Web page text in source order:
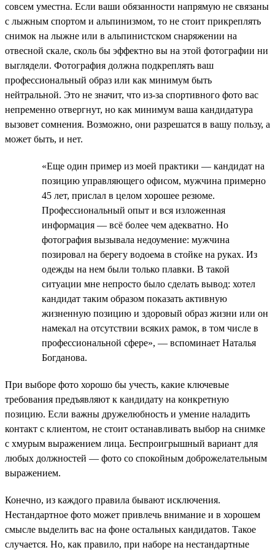
совсем уместна. Если ваши обязанности напрямую не связаны
с лыжным спортом и альпинизмом, то не стоит прикреплять
снимок на лыжне или в альпинистском снаряжении на
отвесной скале, сколь бы эффектно вы на этой фотографии ни
выглядели. Фотография должна подкреплять ваш
профессиональный образ или как минимум быть
нейтральной. Это не значит, что из-за спортивного фото вас
непременно отвергнут, но как минимум ваша кандидатура
вызовет сомнения. Возможно, они разрешатся в вашу пользу, а
может быть, и нет.
«Еще один пример из моей практики — кандидат на
позицию управляющего офисом, мужчина примерно
45 лет, прислал в целом хорошее резюме.
Профессиональный опыт и вся изложенная
информация — всё более чем адекватно. Но
фотография вызывала недоумение: мужчина
позировал на берегу водоема в стойке на руках. Из
одежды на нем были только плавки. В такой
ситуации мне непросто было сделать вывод: хотел
кандидат таким образом показать активную
жизненную позицию и здоровый образ жизни или он
намекал на отсутствии всяких рамок, в том числе в
профессиональной сфере», — вспоминает Наталья
Богданова.
При выборе фото хорошо бы учесть, какие ключевые
требования предъявляют к кандидату на конкретную
позицию. Если важны дружелюбность и умение наладить
контакт с клиентом, не стоит останавливать выбор на снимке
с хмурым выражением лица. Беспроигрышный вариант для
любых должностей — фото со спокойным доброжелательным
выражением.
Конечно, из каждого правила бывают исключения.
Нестандартное фото может привлечь внимание и в хорошем
смысле выделить вас на фоне остальных кандидатов. Такое
случается. Но, как правило, при наборе на нестандартные